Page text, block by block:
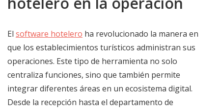
El software hotelero ha revolucionado la manera en
que los establecimientos turísticos administran sus
operaciones. Este tipo de herramienta no solo
centraliza funciones, sino que también permite
integrar diferentes áreas en un ecosistema digital.
Desde la recepción hasta el departamento de